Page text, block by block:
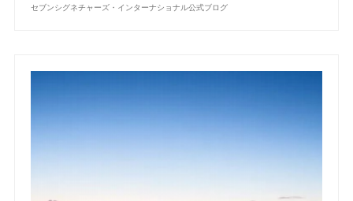
セブンシグネチャーズ・インターナショナル公式ブログ